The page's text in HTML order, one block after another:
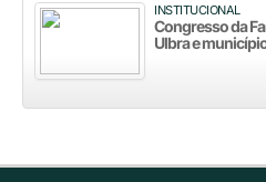
INSTITUCIONAL
Congresso da
Ulbra e